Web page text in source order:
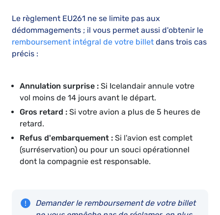
Le règlement EU261 ne se limite pas aux
dédommagements ; il vous permet aussi d'obtenir le
remboursement intégral de votre billet dans trois cas
précis :
Annulation surprise : Si Icelandair annule votre
vol moins de 14 jours avant le départ.
Gros retard : Si votre avion a plus de 5 heures de
retard.
Refus d'embarquement : Si l'avion est complet
(surréservation) ou pour un souci opérationnel
dont la compagnie est responsable.
Demander le remboursement de votre billet